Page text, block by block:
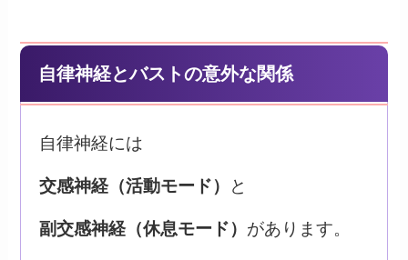
自律神経とバストの意外な関係
自律神経には
交感神経（活動モード） と
副交感神経（休息モード） があります。